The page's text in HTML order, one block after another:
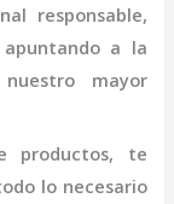
responsable,
a la
mayor
productos, te
lo necesario